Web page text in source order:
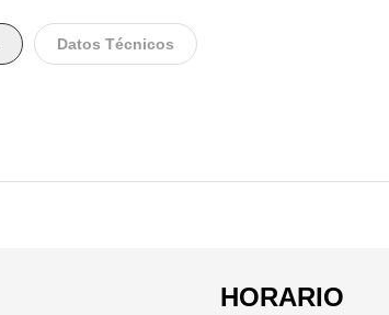
Datos Técnicos
HORARIO